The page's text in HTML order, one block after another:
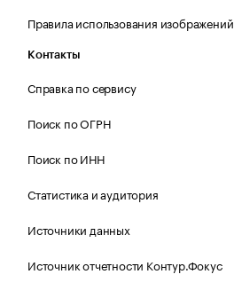
Правила использования изображений
Контакты
Справка по сервису
Поиск по ОГРН
Поиск по ИНН
Статистика и аудитория
Источники данных
Источник отчетности Контур.Фокус